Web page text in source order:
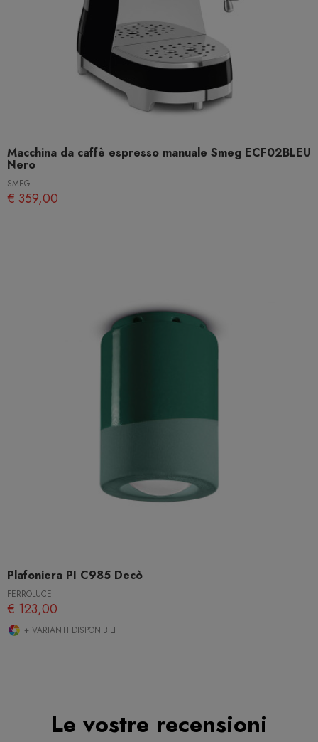
Macchina da caffè espresso manuale Smeg ECF02BLEU
Nero
SMEG
€ 359,00
Plafoniera PI C985 Decò
FERROLUCE
€ 123,00
+ VARIANTI DISPONIBILI
Le vostre recensioni